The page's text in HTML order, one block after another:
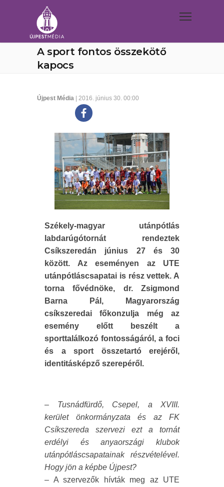
A sport fontos összekötő
kapocs
Újpest Média | 2016. június 30. 00:00
Székely-magyar utánpótlás
labdarúgótornát rendeztek
Csíkszeredán június 27 és 30
között. Az eseményen az UTE
utánpótláscsapatai is rész vettek. A
torna fővédnöke, dr. Zsigmond
Barna Pál, Magyarország
csíkszeredai főkonzulja még az
esemény előtt beszélt a
sporttalálkozó fontosságáról, a foci
és a sport összetartó erejéről,
identitásképző szerepéről.
– Tusnádfürdő, Csepel, a XVIII.
kerület önkormányzata és az FK
Csíkszereda szervezi ezt a tornát
erdélyi és anyaországi klubok
utánpótláscsapatainak részvételével.
Hogy jön a képbe Újpest?
– A szervezők hívták meg az UTE